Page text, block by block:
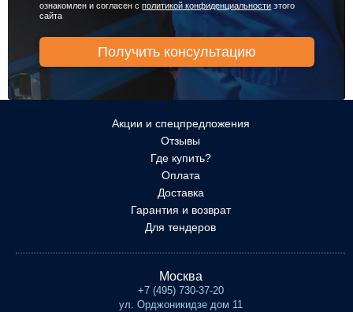
ознакомлен и согласен сполитикой конфиденциальности этого
сайта
Акции и спецпредложения
Отзывы
Где купить?
Оплата
Доставка
Гарантия и возврат
Для тендеров
Москва
+7 (495) 730-37-20
ул. Орджоникидзе дом 11